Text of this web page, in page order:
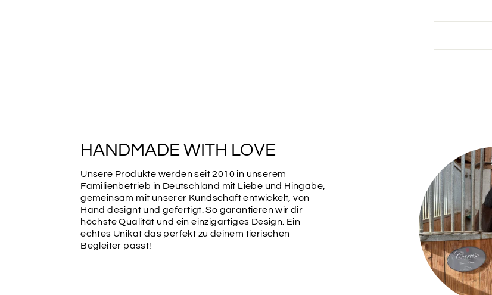
HANDMADE WITH LOVE
Unsere Produkte werden seit 2010 in unserem
Familienbetrieb in Deutschland mit Liebe und Hingabe,
gemeinsam mit unserer Kundschaft entwickelt, von
Hand designt und gefertigt. So garantieren wir dir
höchste Qualität und ein einzigartiges Design. Ein
echtes Unikat das perfekt zu deinem tierischen
Begleiter passt!